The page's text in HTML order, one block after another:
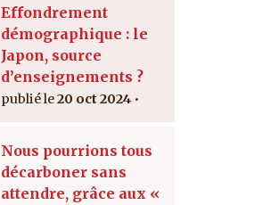
Effondrement
démographique : le
Japon, source
d’enseignements ?
20 oct 2024
Nous pourrions tous
décarboner sans
attendre, grâce aux «